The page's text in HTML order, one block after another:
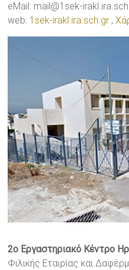
eMail: mail@1sek-
web: 1sek-irakl.ira.sch.gr ,
2ο Εργαστηριακό Κέντρο
Φιλικής Εταιρίας και